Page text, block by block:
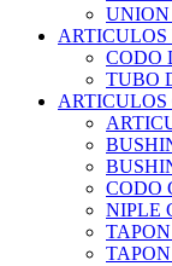
UNION
ARTICULOS
CODO
TUBO
CODO
NIPLE